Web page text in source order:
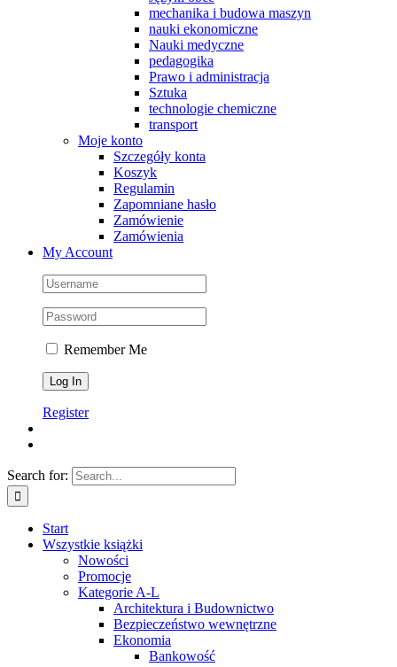
mechanika i budowa maszyn
nauki ekonomiczne
Nauki medyczne
pedagogika
Prawo i administracja
Sztuka
technologie chemiczne
transport
Moje konto
Szczegóły konta
Koszyk
Regulamin
Zapomniane hasło
Zamówienie
Zamówienia
My Account
Remember Me
Register
Search for:
Start
Wszystkie książki
Nowości
Promocje
Kategorie A-L
Architektura i Budownictwo
Bezpieczeństwo wewnętrzne
Ekonomia
Bankowość